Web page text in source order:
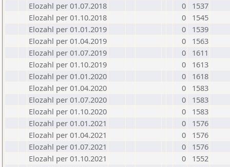
Elozahl per 01.07.2018
0
1537
Elozahl per 01.10.2018
0
1545
Elozahl per 01.01.2019
0
1539
Elozahl per 01.04.2019
0
1563
Elozahl per 01.07.2019
0
1611
Elozahl per 01.10.2019
0
1613
Elozahl per 01.01.2020
0
1618
Elozahl per 01.04.2020
0
1583
Elozahl per 01.07.2020
0
1583
Elozahl per 01.10.2020
0
1583
Elozahl per 01.01.2021
0
1576
Elozahl per 01.04.2021
0
1576
Elozahl per 01.07.2021
0
1576
Elozahl per 01.10.2021
0
1552